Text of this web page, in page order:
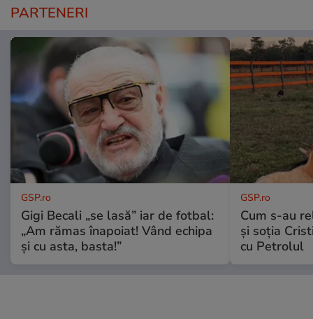
PARTENERI
GSP.ro
Gigi Becali „se lasă” iar de fotbal:
„Am rămas înapoiat! Vând echipa
și cu asta, basta!”
GSP.ro
Cum s-au
și soția
cu Petrolul